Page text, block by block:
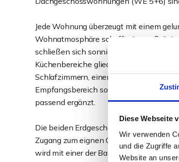
Diese Webseite
Wir verwenden
und die Zugriffe
Website an
Jede Wohnung überzeugt mit einem
Wohnatmosphäre schafft. An
schließen sich sonnige Balkone bzw.
Küchenbereiche gliedern sich
Schlafzimmern, einem großzügigen
Empfangsbereich sowie einem
passend ergänzt.
Die beiden Erdgeschosswohnungen
Zugang zum eignen Gartenbereich.
wird mit einer der Balkon-Wohnungen